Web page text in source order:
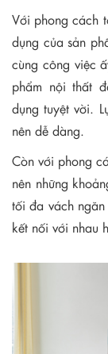
Với phong cách
dụng của sản
cùng công việc
phẩm nội thất
dụng tuyệt vời.
nên dễ dàng.
Còn với phong
nên những
tối đa vách
kết nối với nhau